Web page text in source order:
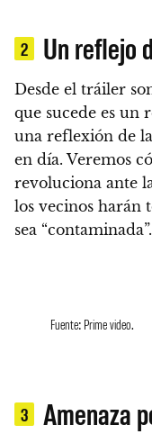
2 Un reflejo
Desde el tráiler
que sucede es un
una reflexión de
en día. Veremos
revoluciona ante
los vecinos harán
sea
Fuente: Prime video.
3 Amenaza